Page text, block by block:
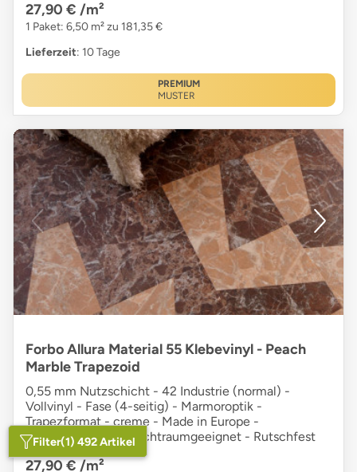
27,90 € /m²
1 Paket: 6,50 m² zu 181,35 €
Lieferzeit: 10 Tage
PREMIUM
MUSTER
Forbo Allura Material 55 Klebevinyl - Peach
Marble Trapezoid
0,55 mm Nutzschicht - 42 Industrie (normal) -
Vollvinyl - Fase (4-seitig) - Marmoroptik -
Trapezformat - creme - Made in Europe -
strapazierfähig - Feuchtraumgeeignet - Rutschfest
27,90 €/m²
Filter(1) 492 Artikel